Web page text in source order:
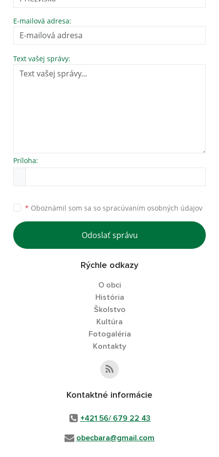
E-mailová adresa:
Text vašej správy:
Príloha:
* Oboznámil som sa so spracúvaním osobných údajov
Odoslať správu
Rýchle odkazy
O obci
História
Školstvo
Kultúra
Fotogaléria
Kontakty
Kontaktné informácie
+421 56/ 679 22 43
obecbara@gmail.com